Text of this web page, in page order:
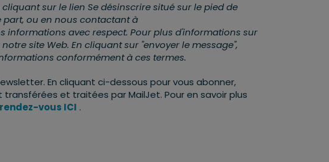
sur le lien Se désinscrire situé sur le pied de
ou en nous contactant à
informations avec respect. Pour plus d'informations sur
site Web. En cliquant sur "envoyer le message",
conformément à ces termes.
En cliquant ci-dessous pour vous abonner,
et traitées par MailJet. Pour en savoir plus
rendez-vous ICI .